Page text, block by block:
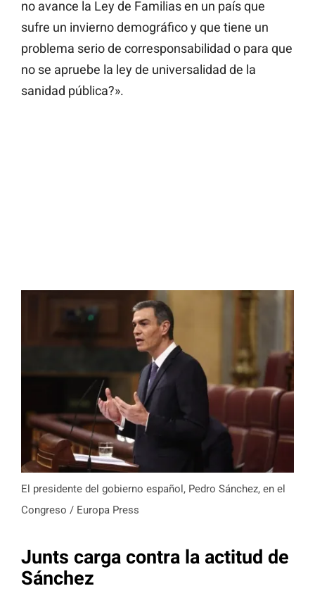
no avance la Ley de Familias en un país que
sufre un invierno demográfico y que tiene un
problema serio de corresponsabilidad o para que
no se apruebe la ley de universalidad de la
sanidad pública?».
El presidente del gobierno español, Pedro Sánchez, en el
Congreso / Europa Press
Junts carga contra la actitud de
Sánchez